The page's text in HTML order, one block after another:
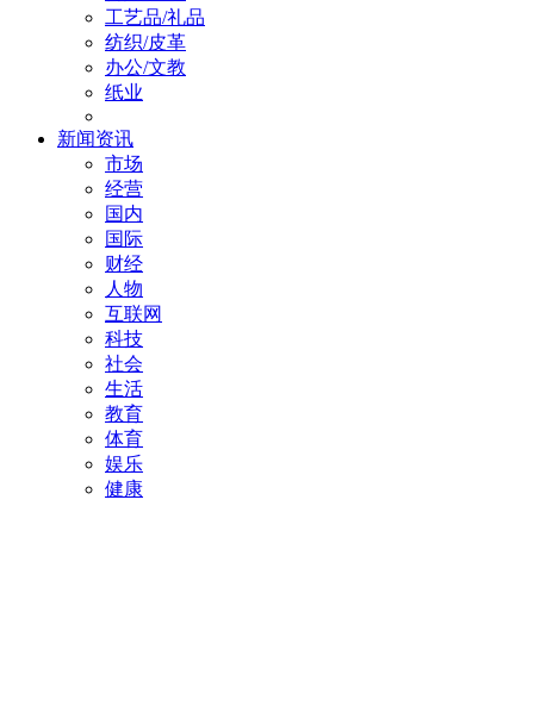
工艺品/礼品
纺织/皮革
办公/文教
纸业
新闻资讯
市场
经营
国内
国际
财经
人物
互联网
科技
社会
生活
教育
体育
娱乐
健康